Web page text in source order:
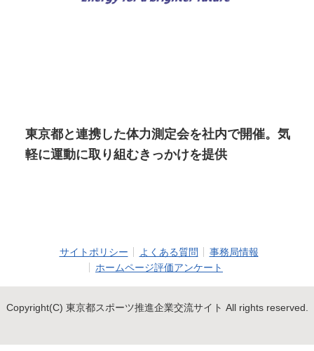
東京都と連携した体力測定会を社内で開催。気
軽に運動に取り組むきっかけを提供
サイトポリシー よくある質問
事務局情報
ホームページ評価アンケート
Copyright(C) 東京都スポーツ推進企業交流サイト All rights reserved.